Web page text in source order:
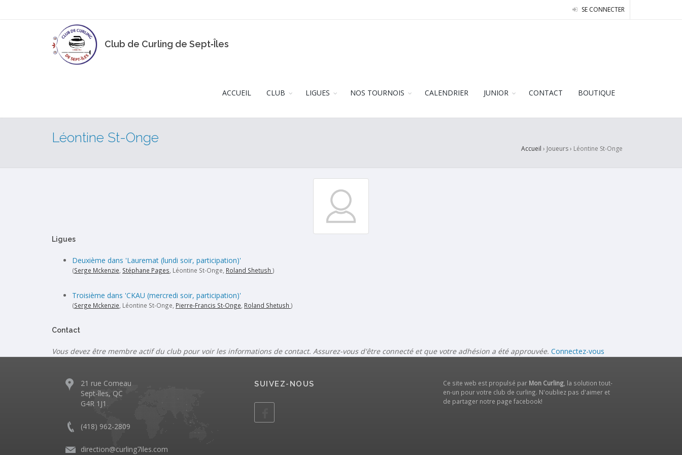
SE CONNECTER
Club de Curling de Sept‑Îles
ACCUEIL CLUB LIGUES NOS TOURNOIS CALENDRIER JUNIOR CONTACT BOUTIQUE
Léontine St-Onge
Accueil › Joueurs › Léontine St-Onge
Ligues
Deuxième dans 'Lauremat (lundi soir, participation)'
(Serge Mckenzie Stéphane Pages , Léontine St-Onge, Roland Shetush )
Troisième dans 'CKAU (mercredi soir, participation)'
(Serge Mckenzie, Léontine St-Onge, Pierre-Francis St-Onge, Roland Shetush )
Contact
Vous devez être membre actif du club pour voir les informations de contact. Assurez-vous d'être connecté et que votre adhésion a été approuvée. Connectez-vous
21 rue Comeau
Sept-îles, QC
G4R 1J1
(418) 962-2809
direction@curling7iles.com
SUIVEZ-NOUS Ce site web est propulsé par Mon Curling, la solution tout-
en-un pour votre club de curling. N'oubliez pas d'aimer et
de partager notre page facebook!